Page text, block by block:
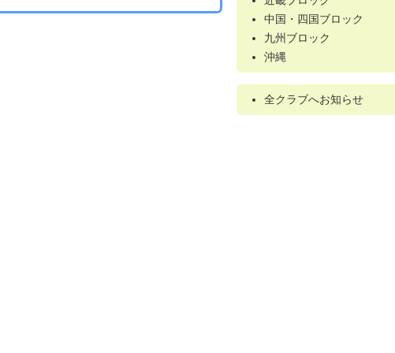
中国・四国ブロック
九州ブロック
沖縄
全クラブへお知らせ